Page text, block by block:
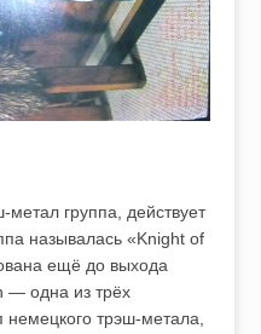
группа, действует
называлась «Knight of
ещё до выхода
— одна из трёх
немецкого трэш-метала,